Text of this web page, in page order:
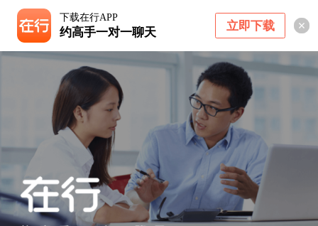
下载在行APP
约高手一对一聊天 立即下载